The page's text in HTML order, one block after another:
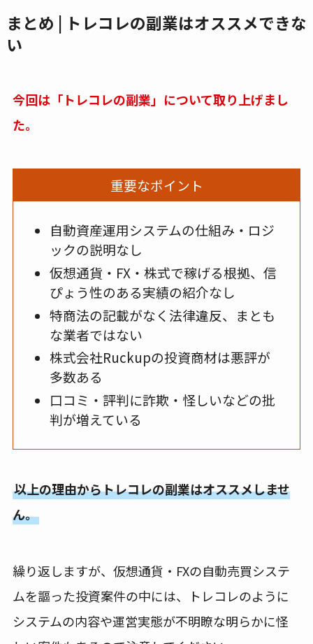
まとめ | トレコレの副業はオススメできな
い
今回は「トレコレの副業」について取り上げまし
た。
重要なポイント
自動資産運用システムの仕組み・ロジ
ックの説明なし
仮想通貨・FX・株式で稼げる根拠、信
ぴょう性のある実績の紹介なし
特商法の記載がなく法律違反、まとも
な業者ではない
株式会社Ruckupの投資商材は悪評が
多数ある
口コミ・評判に詐欺・怪しいなどの批
判が増えている
以上の理由からトレコレの副業はオススメしませ
ん。
繰り返しますが、仮想通貨・FXの自動売買システ
ムを謳った投資案件の中には、トレコレのように
システムの内容や運営実態が不明瞭な明らかに怪